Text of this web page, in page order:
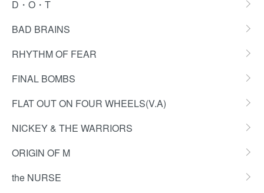
D・O・T
BAD BRAINS
RHYTHM OF FEAR
FINAL BOMBS
FLAT OUT ON FOUR WHEELS(V.A)
NICKEY & THE WARRIORS
ORIGIN OF M
the NURSE